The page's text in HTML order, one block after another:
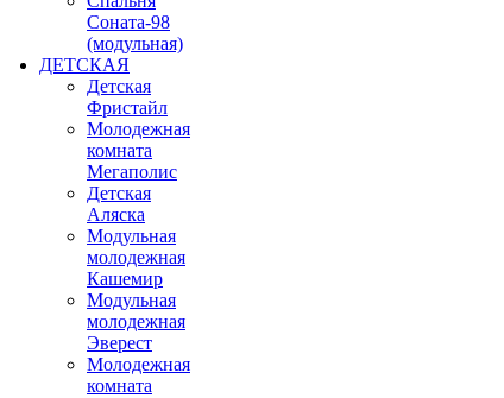
Соната-98
(модульная)
ДЕТСКАЯ
Детская
Фристайл
Молодежная
комната
Мегаполис
Детская
Аляска
Модульная
молодежная
Кашемир
Модульная
молодежная
Эверест
Молодежная
комната